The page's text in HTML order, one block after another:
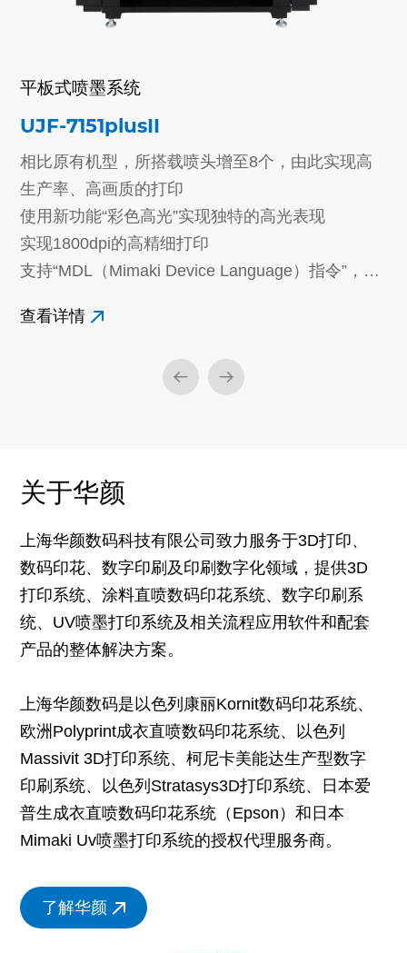
平板式喷墨系统
UJF-7151plusII
相比原有机型，所搭载喷头增至8个，由此实现高
生产率、高画质的打印
使用新功能“彩色高光”实现独特的高光表现
实现1800dpi的高精细打印
支持“MDL（Mimaki Device Language）指令”，实
查看详情
关于华颜
上海华颜数码科技有限公司致力服务于3D打印、
数码印花、数字印刷及印刷数字化领域，提供3D
打印系统、涂料直喷数码印花系统、数字印刷系
统、UV喷墨打印系统及相关流程应用软件和配套
产品的整体解决方案。
上海华颜数码是以色列康丽Kornit数码印花系统、
欧洲Polyprint成衣直喷数码印花系统、以色列
Massivit 3D打印系统、柯尼卡美能达生产型数字
印刷系统、以色列Stratasys3D打印系统、日本爱
普生成衣直喷数码印花系统（Epson）和日本
Mimaki Uv喷墨打印系统的授权代理服务商。
了解华颜